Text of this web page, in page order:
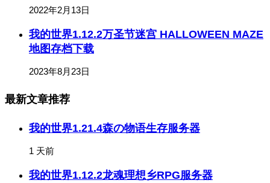
2022年2月13日
我的世界1.12.2万圣节迷宫 HALLOWEEN MAZE
地图存档下载
2023年8月23日
最新文章推荐
我的世界1.21.4森の物语生存服务器
1 天前
我的世界1.12.2龙魂理想乡RPG服务器